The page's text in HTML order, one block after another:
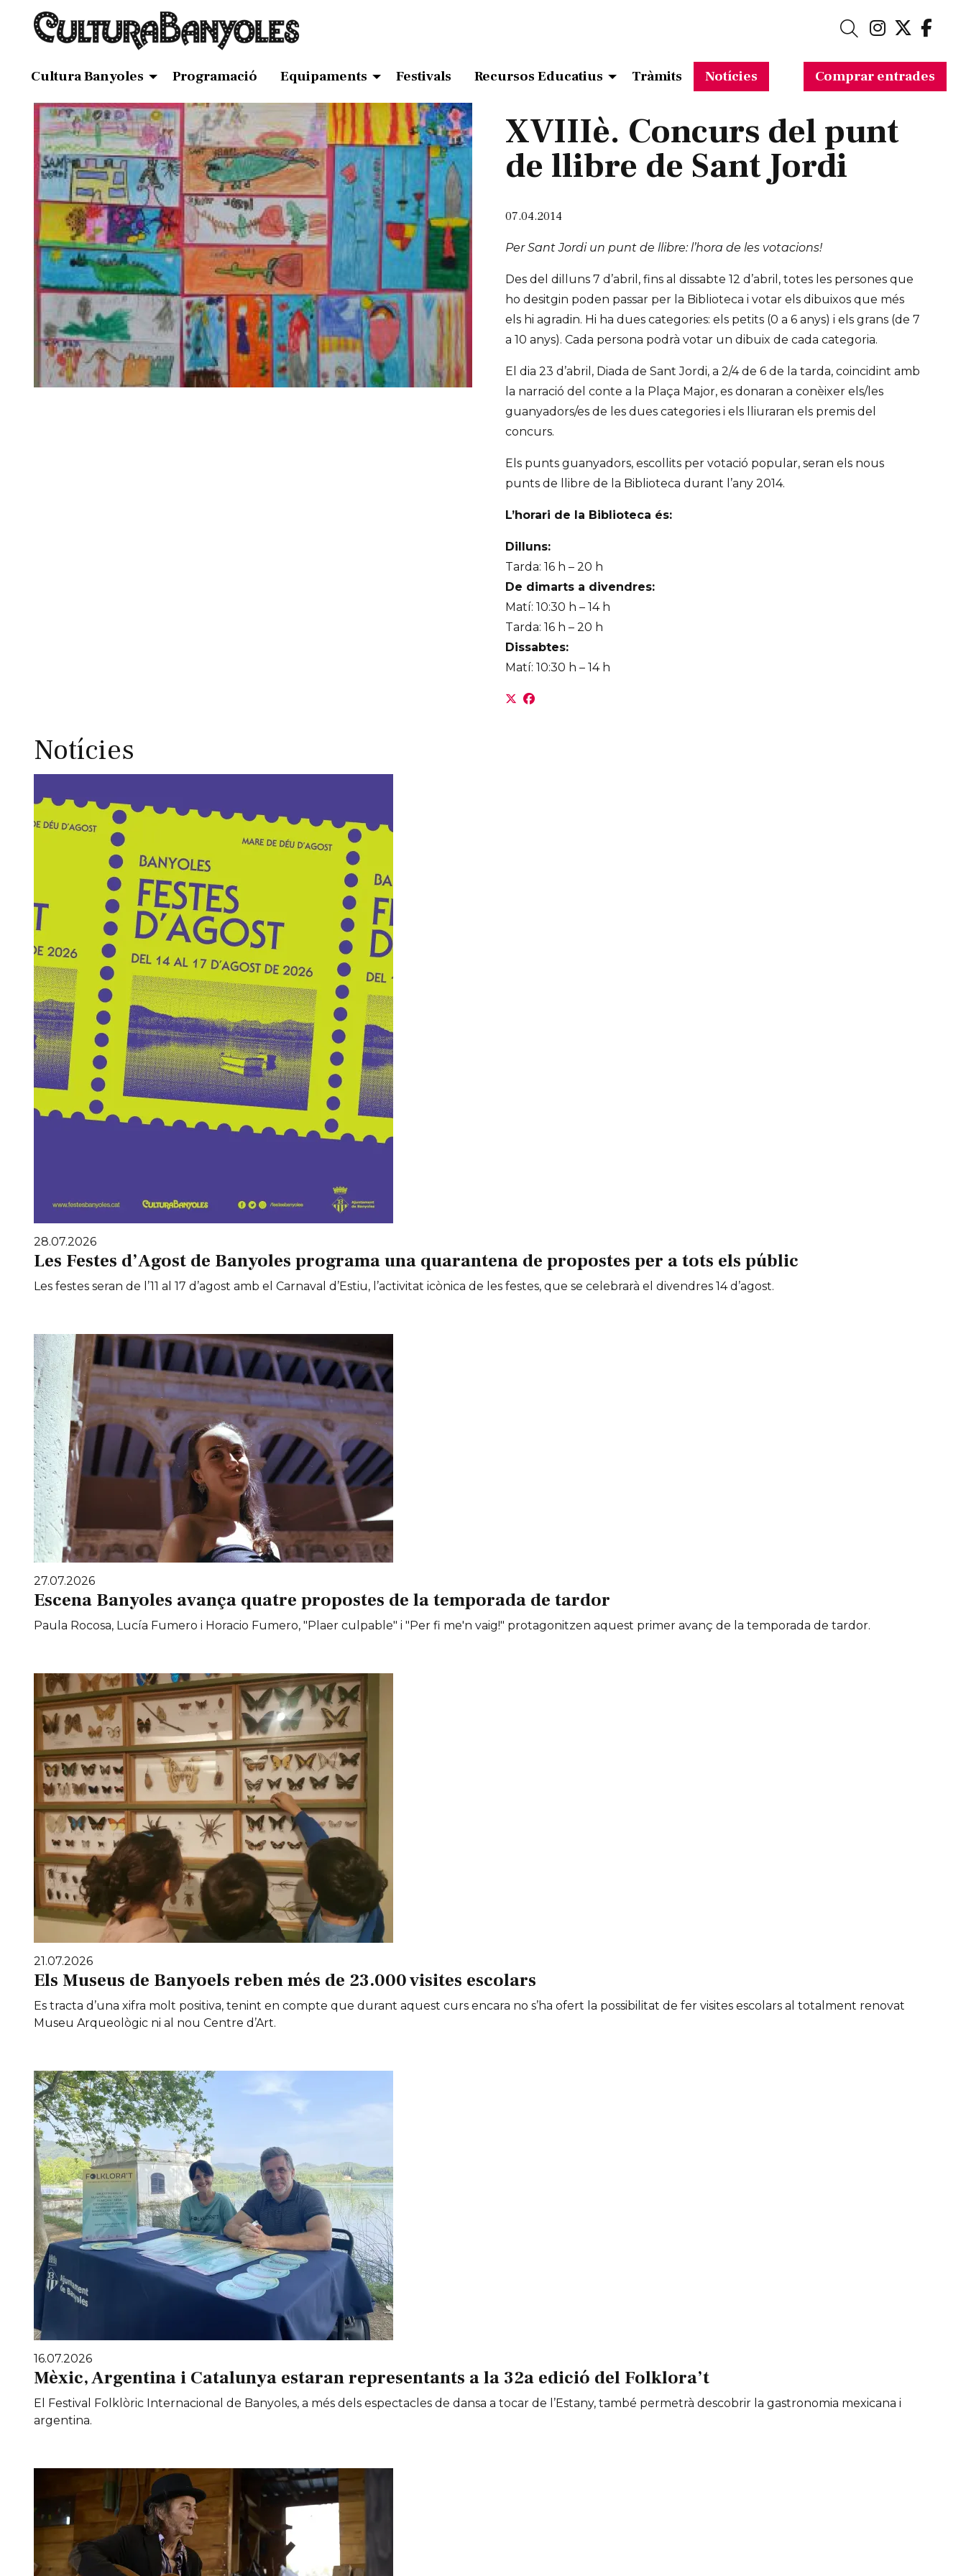
Link aLink
Cerca
Cultura Banyoles Programació Equipaments Festivals Recursos Educatius Tràmits Notícies Comprar entrades
XVIIIè. Concurs del punt
de llibre de Sant Jordi
07.04.2014
Per Sant Jordi un punt de llibre: l’hora de les votacions!
Des del dilluns 7 d’abril, fins al dissabte 12 d’abril, totes les persones que
ho desitgin poden passar per la Biblioteca i votar els dibuixos que més
els hi agradin. Hi ha dues categories: els petits (0 a 6 anys) i els grans (de 7
a 10 anys). Cada persona podrà votar un dibuix de cada categoria.
El dia 23 d’abril, Diada de Sant Jordi, a 2/4 de 6 de la tarda, coincidint amb
la narració del conte a la Plaça Major, es donaran a conèixer els/les
guanyadors/es de les dues categories i els lliuraran els premis del
concurs.
Els punts guanyadors, escollits per votació popular, seran els nous
punts de llibre de la Biblioteca durant l’any 2014.
L’horari de la Biblioteca és:
Dilluns:
Tarda: 16 h – 20 h
De dimarts a divendres:
Matí: 10:30 h – 14 h
Tarda: 16 h – 20 h
Dissabtes:
Matí: 10:30 h – 14 h
Notícies
28.07.2026
Les Festes d’Agost de Banyoles programa una quarantena de propostes per a tots els públic
Les festes seran de l’11 al 17 d’agost amb el Carnaval d’Estiu, l’activitat icònica de les festes, que se celebrarà el divendres 14 d’agost.
27.07.2026
Escena Banyoles avança quatre propostes de la temporada de tardor
Paula Rocosa, Lucía Fumero i Horacio Fumero, "Plaer culpable" i "Per fi me'n vaig!" protagonitzen aquest primer avanç de la temporada de tardor.
21.07.2026
Els Museus de Banyoels reben més de 23.000 visites escolars
Es tracta d’una xifra molt positiva, tenint en compte que durant aquest curs encara no s’ha ofert la possibilitat de fer visites escolars al totalment renovat
Museu Arqueològic ni al nou Centre d’Art.
16.07.2026
Mèxic, Argentina i Catalunya estaran representants a la 32a edició del Folklora’t
El Festival Folklòric Internacional de Banyoles, a més dels espectacles de dansa a tocar de l’Estany, també permetrà descobrir la gastronomia mexicana i
argentina.